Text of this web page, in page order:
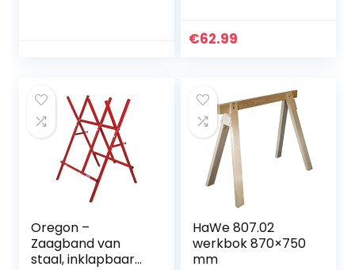
Zagen
€62.99
Oregon –
Zaagband van
staal, inklapbaar
HaWe 807.02
werkbok 870×750
mm